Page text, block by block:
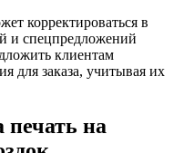
корректироваться в
и спецпредложений
клиентам
для заказа, учитывая их
на